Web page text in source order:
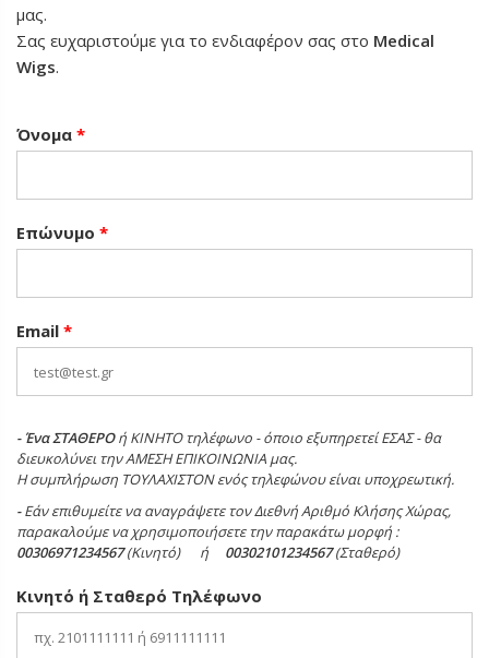
μας.
Σας ευχαριστούμε για το ενδιαφέρον σας στο Medical
Wigs.
Όνομα *
Επώνυμο *
Email *
- ΈναΣΤΑΘΕΡΟή ΚΙΝΗΤΟ τηλέφωνο - όποιο εξυπηρετεί ΕΣΑΣ - θα
διευκολύνει την ΑΜΕΣΗ ΕΠΙΚΟΙΝΩΝΙΑ μας.
H συμπλήρωση ΤΟΥΛΑΧΙΣΤΟΝ ενός τηλεφώνου είναι υποχρεωτική.
-Εάν επιθυμείτε να αναγράψετε τον Διεθνή Αριθμό Κλήσης Χώρας,
παρακαλούμε να χρησιμοποιήσετε την παρακάτω μορφή :
00306971234567(Κινητό) ή 00302101234567(Σταθερό)
Κινητό ή Σταθερό Τηλέφωνο